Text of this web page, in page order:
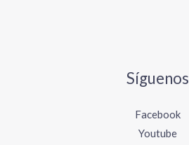
Síguenos
Facebook
Youtube